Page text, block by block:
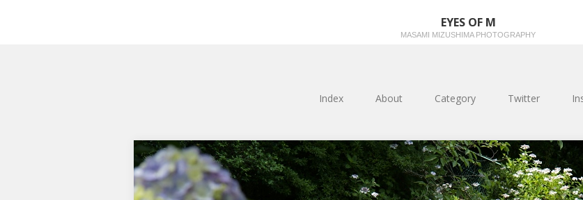
EYES OF M
MASAMI MIZUSHIMA PHOTOGRAPHY
Index About Category Twitter